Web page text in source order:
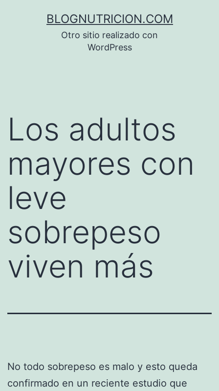
BLOGNUTRICION.COM
Otro sitio realizado con
WordPress
Los adultos
mayores con
leve
sobrepeso
viven más
No todo sobrepeso es malo y esto queda
confirmado en un reciente estudio que